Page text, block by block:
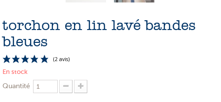
A PROPOS
LE SHOWROOM
torchon en lin lavé bandes
bleues
En stock
Quantité